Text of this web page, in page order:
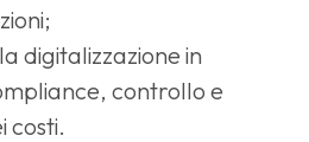
digitalizzazione in
controllo e
costi.